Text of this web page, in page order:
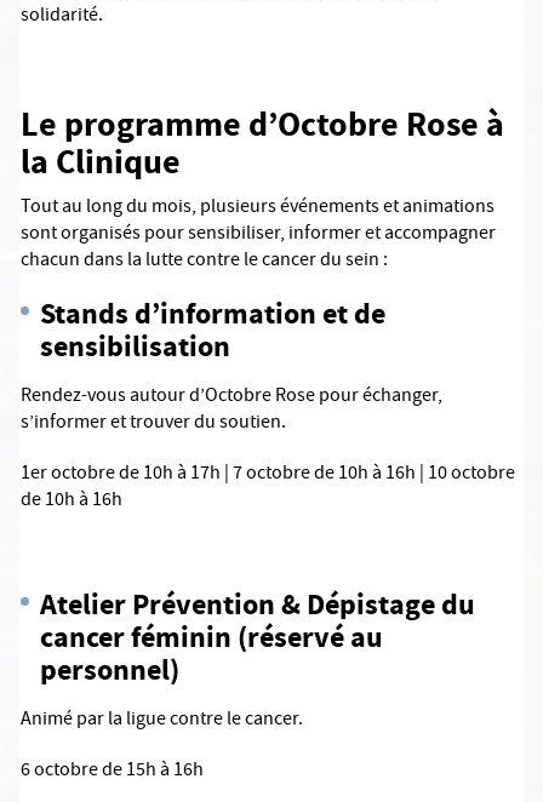
solidarité.
Le programme d’Octobre Rose à
la Clinique
Tout au long du mois, plusieurs événements et animations
sont organisés pour sensibiliser, informer et accompagner
chacun dans la lutte contre le cancer du sein :
Stands d’information et de
sensibilisation
Rendez-vous autour d’Octobre Rose pour échanger,
s’informer et trouver du soutien.
1er octobre de 10h à 17h | 7 octobre de 10h à 16h | 10 octobre
de 10h à 16h
Atelier Prévention & Dépistage du
cancer féminin (réservé au
personnel)
Animé par la ligue contre le cancer.
6 octobre de 15h à 16h